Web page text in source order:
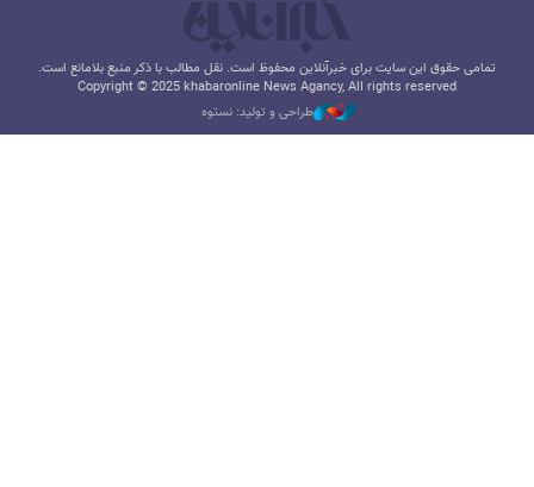
تمامی حقوق این سایت برای خبرآنلاین محفوظ است. نقل مطالب با ذکر منبع بلامانع است.
Copyright © 2025 khabaronline News Agancy, All rights reserved
طراحی و تولید: نستوه